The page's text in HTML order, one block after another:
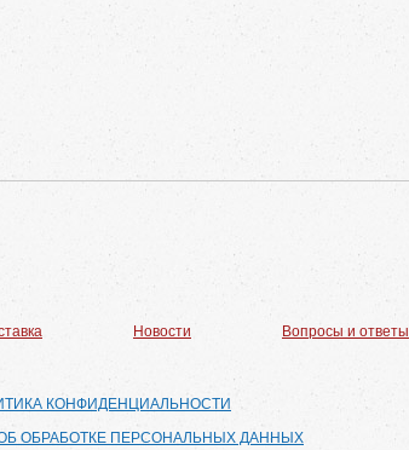
Новости Вопросы и ответы
КОНФИДЕНЦИАЛЬНОСТИ
ОБРАБОТКЕ ПЕРСОНАЛЬНЫХ ДАННЫХ